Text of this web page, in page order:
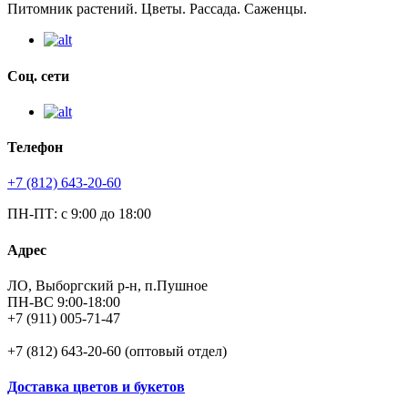
Питомник растений. Цветы. Рассада. Саженцы.
Соц. сети
Телефон
+7 (812) 643-20-60
ПН-ПТ: с 9:00 до 18:00
Адрес
ЛО, Выборгский р-н, п.Пушное
ПН-ВС 9:00-18:00
+7 (911) 005-71-47
+7 (812) 643-20-60 (оптовый отдел)
Доставка цветов и букетов